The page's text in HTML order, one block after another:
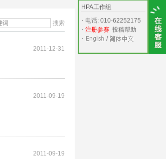
2011-12-31
2011-09-19
2011-09-19
HPA工作组
电话: 010-62252175
注册参赛 投稿帮助
/